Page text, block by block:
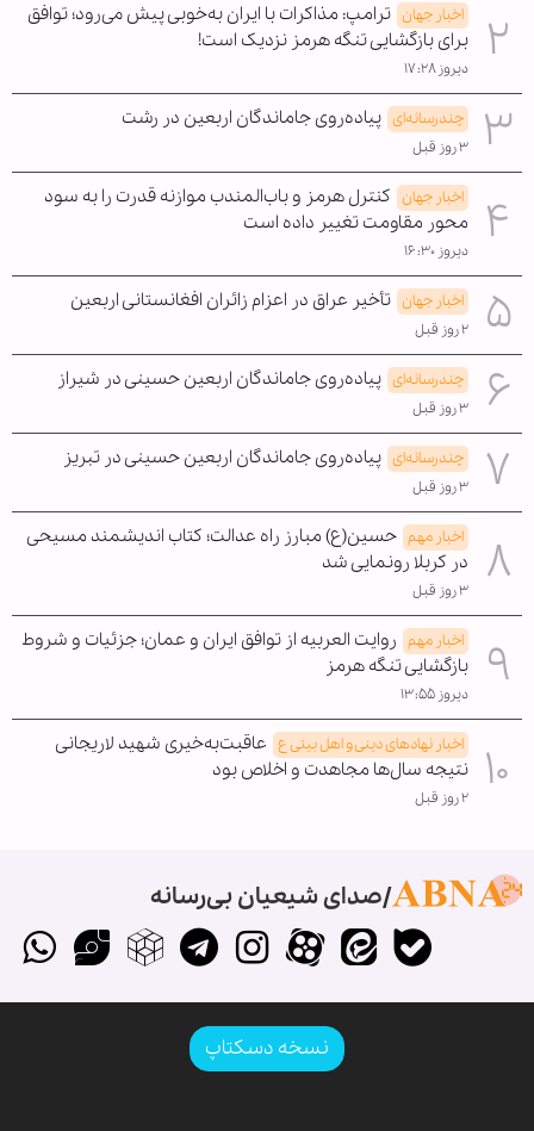
اخبار جهان ترامپ: مذاکرات با ایران به‌خوبی پیش می‌رود؛ توافق
برای بازگشایی تنگه هرمز نزدیک است!
دیروز ۱۷:۲۸
چندرسانه‌ای پیاده‌روی جاماندگان اربعین در رشت
۳ روز قبل
اخبار جهان کنترل هرمز و باب‌المندب موازنه قدرت را به سود
محور مقاومت تغییر داده است
دیروز ۱۶:۳۰
اخبار جهان تأخیر عراق در اعزام زائران افغانستانی اربعین
۲ روز قبل
چندرسانه‌ای پیاده‌روی جاماندگان اربعین حسینی در شیراز
۳ روز قبل
چندرسانه‌ای پیاده‌روی جاماندگان اربعین حسینی در تبریز
۳ روز قبل
اخبار مهم حسین(ع) مبارز راه عدالت؛ کتاب اندیشمند مسیحی
در کربلا رونمایی شد
۳ روز قبل
اخبار مهم روایت العربیه از توافق ایران و عمان؛ جزئیات و شروط
بازگشایی تنگه هرمز
دیروز ۱۳:۵۵
اخبار نهادهای دینی و اهل بیتی ع عاقبت‌به‌خیری شهید لاریجانی
نتیجه سال‌ها مجاهدت و اخلاص بود
۲ روز قبل
صدای شیعیان بی‌رسانه
نسخه دسکتاپ